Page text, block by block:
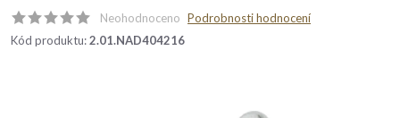
Neohodnoceno Podrobnosti hodnocení
Kód produktu:2.01.NAD404216